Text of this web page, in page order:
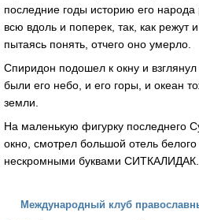
последние годы историю его народа
всю вдоль и поперек, так, как режут
пытаясь понять, отчего оно умерло.
Спиридон подошел к окну и
были его небо, и его горы, и океан
земли.
На маленькую фигурку последнего
окно, смотрел большой отель
нескромными буквами СИТКАЛИДАК.
Международный клуб